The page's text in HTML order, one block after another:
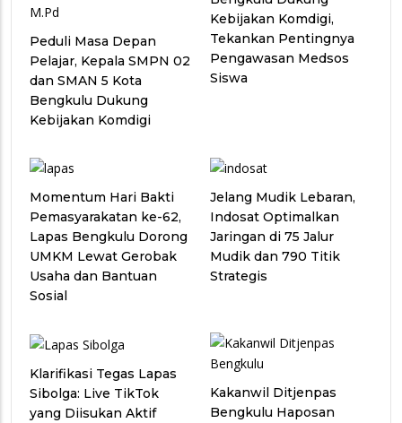
Peduli Masa Depan
Pelajar, Kepala SMPN 02
dan SMAN 5 Kota
Bengkulu Dukung
Kebijakan Komdigi
Kebijakan Komdigi,
Tekankan Pentingnya
Pengawasan Medsos
Siswa
Momentum Hari Bakti
Pemasyarakatan ke-62,
Lapas Bengkulu Dorong
UMKM Lewat Gerobak
Usaha dan Bantuan
Sosial
Jelang Mudik Lebaran,
Indosat Optimalkan
Jaringan di 75 Jalur
Mudik dan 790 Titik
Strategis
Klarifikasi Tegas Lapas
Sibolga: Live TikTok
yang Diisukan Aktif
Kakanwil Ditjenpas
Bengkulu Haposan